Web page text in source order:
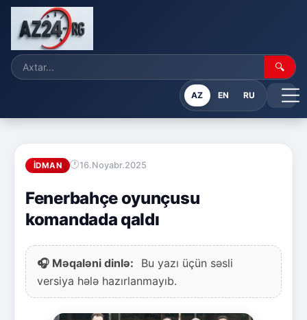
🔍
AZ EN RU
İDMAN 16.Noyabr.2025
Fenerbahçe oyunçusu
komandada qaldı
🎧 Məqaləni dinlə:
Bu yazı üçün səsli
versiya hələ hazırlanmayıb.